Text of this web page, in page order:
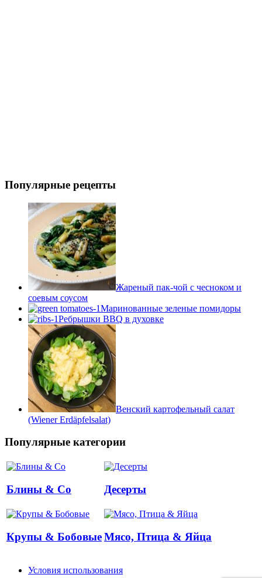
Популярные рецепты
Жареный пак-чой с чесноком и
соевым соусом
Маринованные зеленые помидоры
Ребрышки BBQ в духовке
Венский картофельный салат
(Wiener Erdäpfelsalat)
Популярные категории
Блины & Co Десерты
Крупы & БобовыеМясо, Птица & Яйца
Условия использования